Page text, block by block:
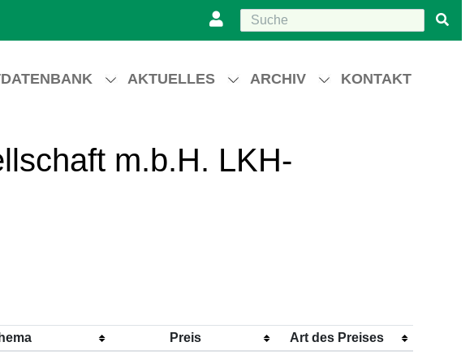
AKTUELLES ARCHIV KONTAKT
m.b.H. LKH-
Preis
Art des Preises